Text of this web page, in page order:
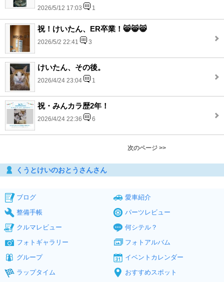
2026/5/12 17:03 1
祝！けいたん、ER卒業！😸😸😸
2026/5/2 22:41 3
けいたん、その後。
2026/4/24 23:04 1
祝・みんカラ歴2年！
2026/4/24 22:36 6
次のページ >>
くうとけいのおとうさんさん
ブログ
愛車紹介
整備手帳
パーツレビュー
クルマレビュー
何シテル？
フォトギャラリー
フォトアルバム
グループ
イベントカレンダー
ラップタイム
おすすめスポット